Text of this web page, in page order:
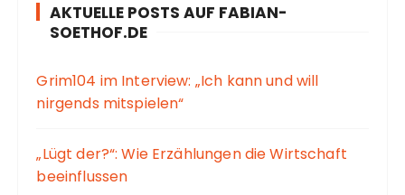
AKTUELLE POSTS AUF FABIAN-
SOETHOF.DE
Grim104 im Interview: „Ich kann und will
nirgends mitspielen“
„Lügt der?“: Wie Erzählungen die Wirtschaft
beeinflussen